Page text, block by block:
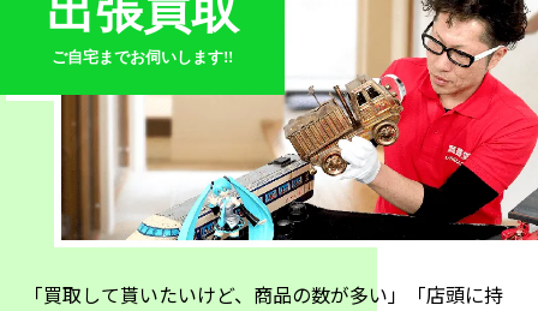
ある音響機器です。一対のフロントスピーカーを用いて
音楽再生から映画観賞まで幅広く楽しむ方もいますし、
複数のスピーカーを揃えてそれぞれ用途を決める方もい
ます。後者の場合、ジャズを聴くスピーカーとクラシッ
クを聴くスピーカーを分けるケースもしばしばです。そ
れぞれのスピーカーには音の特徴があるため、用途は千
差万別になります。
JBLのスピーカー
出張買取
ご自宅までお伺いします!!
「買取して貰いたいけど、商品の数が多い」「店頭に持